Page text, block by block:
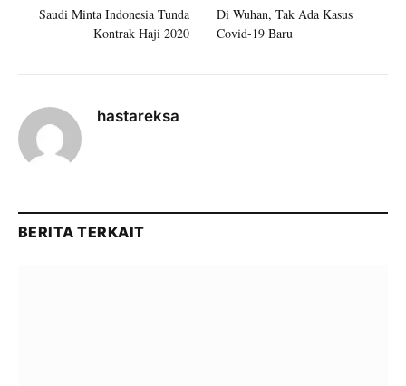
Saudi Minta Indonesia Tunda
Kontrak Haji 2020
Di Wuhan, Tak Ada Kasus
Covid-19 Baru
hastareksa
BERITA TERKAIT